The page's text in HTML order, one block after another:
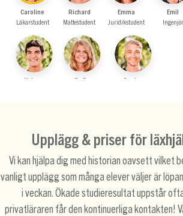
Caroline
Läkarstudent
Richard
Mattestudent
Emma
Juridikstudent
Emil
Ingenjör
Keiwan Sofia Gustav
Upplägg & priser för
Vi kan hjälpa dig med historian oavsett vilket
vanligt upplägg som många elever väljer är
i veckan. Ökade studieresultat uppstår
privatläraren får den kontinuerliga kontakten!